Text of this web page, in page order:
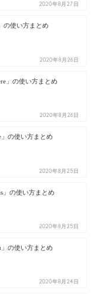
2020年8月27日
の使い方まとめ
2020年8月26日
」の使い方まとめ
2020年8月26日
」の使い方まとめ
2020年8月25日
」の使い方まとめ
2020年8月25日
」の使い方まとめ
2020年8月24日